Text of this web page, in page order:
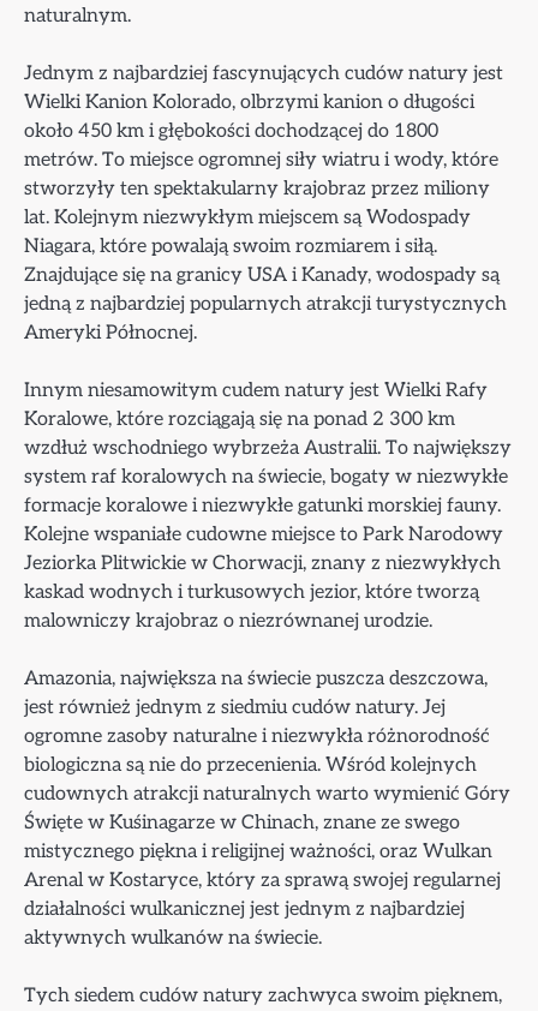
naturalnym.
Jednym z najbardziej fascynujących cudów natury jest
Wielki Kanion Kolorado, olbrzymi kanion o długości
około 450 km i głębokości dochodzącej do 1800
metrów. To miejsce ogromnej siły wiatru i wody, które
stworzyły ten spektakularny krajobraz przez miliony
lat. Kolejnym niezwykłym miejscem są Wodospady
Niagara, które powalają swoim rozmiarem i siłą.
Znajdujące się na granicy USA i Kanady, wodospady są
jedną z najbardziej popularnych atrakcji turystycznych
Ameryki Północnej.
Innym niesamowitym cudem natury jest Wielki Rafy
Koralowe, które rozciągają się na ponad 2 300 km
wzdłuż wschodniego wybrzeża Australii. To największy
system raf koralowych na świecie, bogaty w niezwykłe
formacje koralowe i niezwykłe gatunki morskiej fauny.
Kolejne wspaniałe cudowne miejsce to Park Narodowy
Jeziorka Plitwickie w Chorwacji, znany z niezwykłych
kaskad wodnych i turkusowych jezior, które tworzą
malowniczy krajobraz o niezrównanej urodzie.
Amazonia, największa na świecie puszcza deszczowa,
jest również jednym z siedmiu cudów natury. Jej
ogromne zasoby naturalne i niezwykła różnorodność
biologiczna są nie do przecenienia. Wśród kolejnych
cudownych atrakcji naturalnych warto wymienić Góry
Święte w Kuśinagarze w Chinach, znane ze swego
mistycznego piękna i religijnej ważności, oraz Wulkan
Arenal w Kostaryce, który za sprawą swojej regularnej
działalności wulkanicznej jest jednym z najbardziej
aktywnych wulkanów na świecie.
Tych siedem cudów natury zachwyca swoim pięknem,